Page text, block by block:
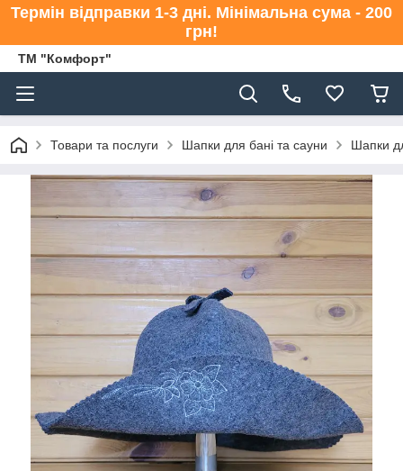
Термін відправки 1-3 дні. Мінімальна сума - 200
грн!
ТМ "Комфорт"
Товари та послуги Шапки для бані та сауни Шапки